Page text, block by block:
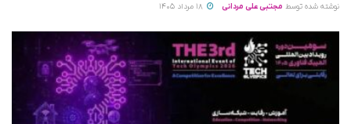
نوشته شده توسط مجتبی علی مردانی